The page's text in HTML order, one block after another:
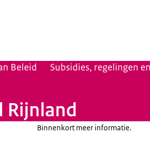
Beleid Subsidies, regelingen
Rijnland
Binnenkort meer informatie.